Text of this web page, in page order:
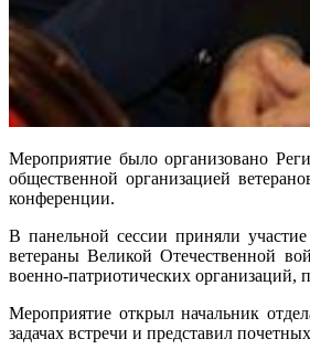
Мероприятие было организовано
общественной организацией
конференции.
В панельной сессии приняли
ветераны Великой Отечественной
военно-патриотических организаций,
Мероприятие открыл начальник
задачах встречи и представил